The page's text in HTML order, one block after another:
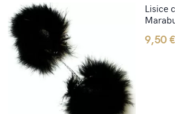
Lisice
9,50€